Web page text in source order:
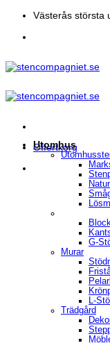
Skip
content
Västerås största
Offertkorg
Utomhus
G-
Murar
L-
Trädgård